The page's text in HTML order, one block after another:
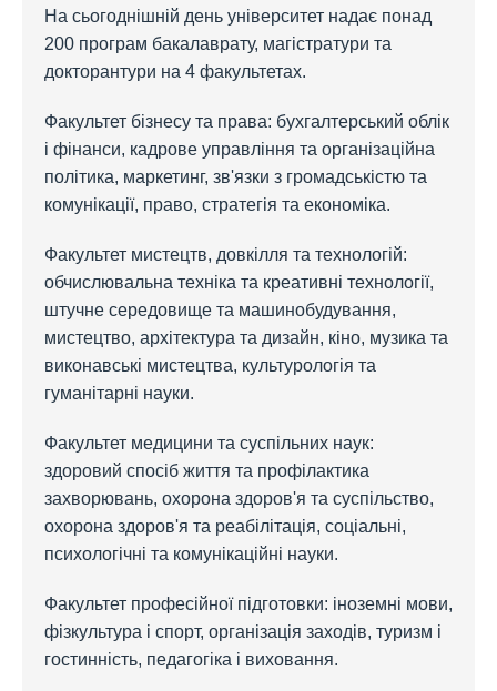
На сьогоднішній день університет надає понад
200 програм бакалаврату, магістратури та
докторантури на 4 факультетах.
Факультет бізнесу та права: бухгалтерський облік
і фінанси, кадрове управління та організаційна
політика, маркетинг, зв'язки з громадськістю та
комунікації, право, стратегія та економіка.
Факультет мистецтв, довкілля та технологій:
обчислювальна техніка та креативні технології,
штучне середовище та машинобудування,
мистецтво, архітектура та дизайн, кіно, музика та
виконавські мистецтва, культурологія та
гуманітарні науки.
Факультет медицини та суспільних наук:
здоровий спосіб життя та профілактика
захворювань, охорона здоров'я та суспільство,
охорона здоров'я та реабілітація, соціальні,
психологічні та комунікаційні науки.
Факультет професійної підготовки: іноземні мови,
фізкультура і спорт, організація заходів, туризм і
гостинність, педагогіка і виховання.